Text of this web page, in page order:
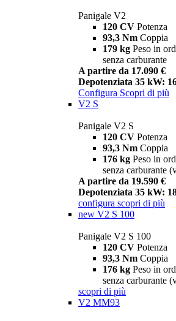
Panigale V2
120 CV Potenza
93,3 Nm Coppia
179 kg Peso in
senza carburante
A partire da 17.090 €
Depotenziata 35 kW:
Configura Scopri di più
V2 S
Panigale V2 S
120 CV Potenza
93,3 Nm Coppia
176 kg Peso in
senza carburante
A partire da 19.590 €
Depotenziata 35 kW:
configura scopri di più
new V2 S 100
Panigale V2 S 100
120 CV Potenza
93,3 Nm Coppia
176 kg Peso in
senza carburante
scopri di più
V2 MM93